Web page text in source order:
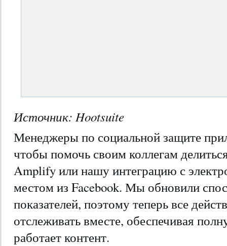
Источник: Hootsuite
Менеджеры по социальной защите
чтобы помочь своим коллегам
Amplify или нашу интеграцию с
местом из Facebook. Мы обновили
показателей, поэтому теперь все
отслеживать вместе, обеспечивая
работает контент.